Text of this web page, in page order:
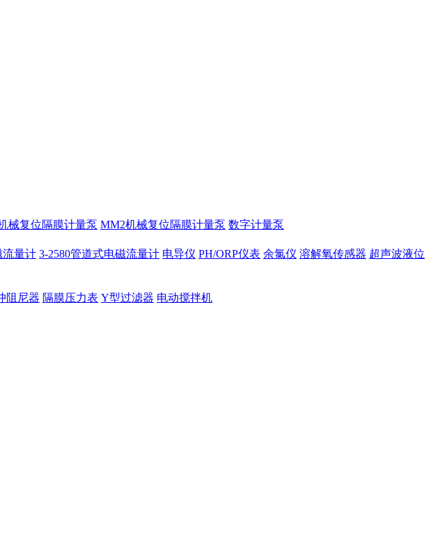
械复位隔膜计量泵 MM2机械复位隔膜计量泵 数字计量泵
流量计 3-2580管道式电磁流量计 电导仪 PH/ORP仪表 余氯仪 溶解氧传感器 超声波液位
阻尼器 隔膜压力表 Y型过滤器 电动搅拌机